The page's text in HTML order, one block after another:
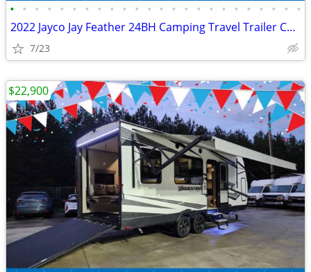
• • • • • • • • • • • • • • • • • • • • • • • •
2022 Jayco Jay Feather 24BH Camping Travel Trailer Camper CLEAN
7/23
$22,900